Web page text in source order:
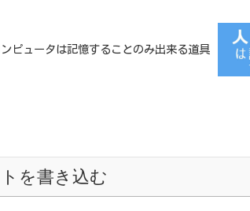
ンピュータは記憶することのみ出来る道具
を書き込む